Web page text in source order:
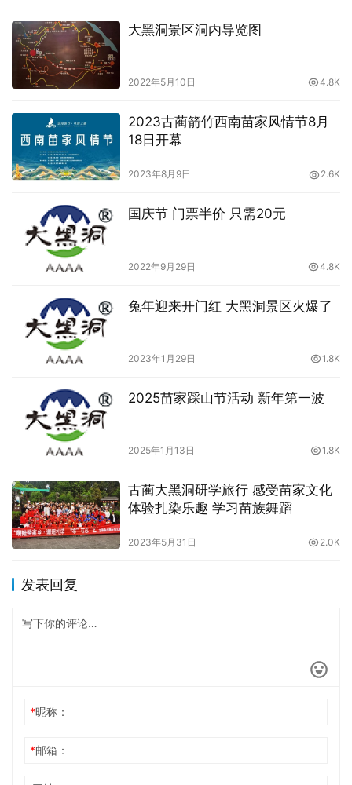
大黑洞景区洞内导览图
2022年5月10日 4.8K
2023古蔺箭竹西南苗家风情节8月
18日开幕
2023年8月9日 2.6K
国庆节 门票半价 只需20元
2022年9月29日 4.8K
兔年迎来开门红 大黑洞景区火爆了
2023年1月29日 1.8K
2025苗家踩山节活动 新年第一波
2025年1月13日 1.8K
古蔺大黑洞研学旅行 感受苗家文化
体验扎染乐趣 学习苗族舞蹈
2023年5月31日 2.0K
发表回复
*昵称：
*邮箱：